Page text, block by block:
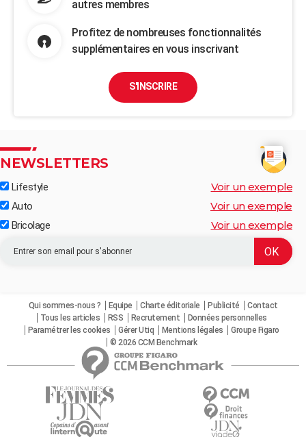
autres membres
Profitez de nombreuses fonctionnalités
supplémentaires en vous inscrivant
S'INSCRIRE
NEWSLETTERS
Lifestyle Voir un exemple
Auto Voir un exemple
Bricolage Voir un exemple
Qui sommes-nous ? Equipe Charte éditoriale Publicité
Contact
Tous les articles
RSS Recrutement
Données personnelles
Paramétrer les cookies
Gérer Utiq Mentions légales
Groupe Figaro
© 2026 CCM Benchmark